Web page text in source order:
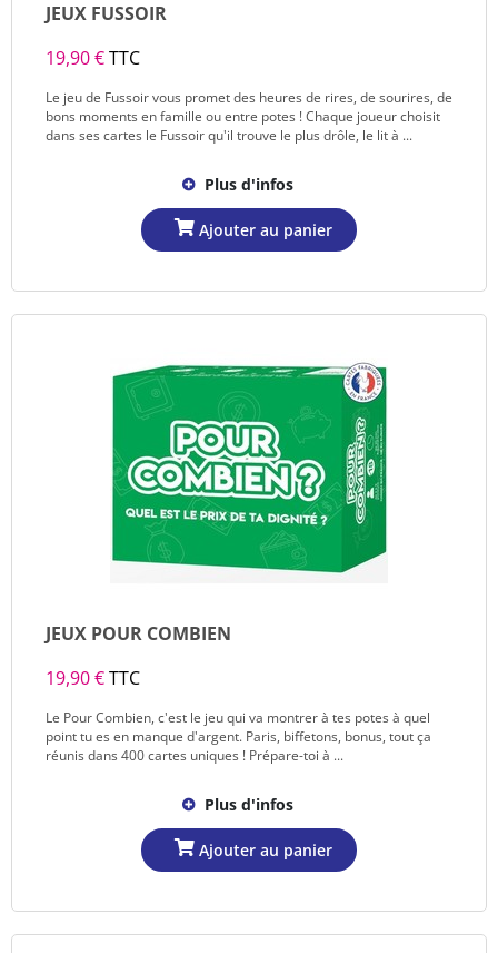
JEUX FUSSOIR
19,90 €TTC
Le jeu de Fussoir vous promet des heures de rires, de sourires, de
bons moments en famille ou entre potes ! Chaque joueur choisit
dans ses cartes le Fussoir qu'il trouve le plus drôle, le lit à ...
Plus d'infos
JEUX POUR COMBIEN
19,90 €TTC
Le Pour Combien, c'est le jeu qui va montrer à tes potes à quel
point tu es en manque d'argent. Paris, biffetons, bonus, tout ça
réunis dans 400 cartes uniques ! Prépare-toi à ...
Plus d'infos